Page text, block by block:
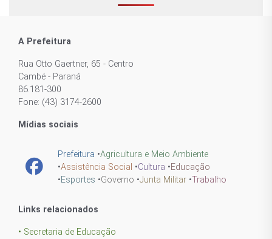
A Prefeitura
Rua Otto Gaertner, 65 - Centro
Cambé - Paraná
86.181-300
Fone: (43) 3174-2600
Mídias sociais
Prefeitura •Agricultura e Meio Ambiente
•Assistência Social •Cultura •Educação
•Esportes •Governo •Junta Militar •Trabalho
Links relacionados
• Secretaria de Educação